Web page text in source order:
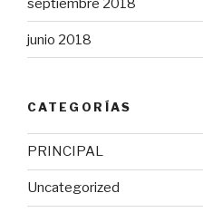
septiembre 2018
junio 2018
CATEGORÍAS
PRINCIPAL
Uncategorized